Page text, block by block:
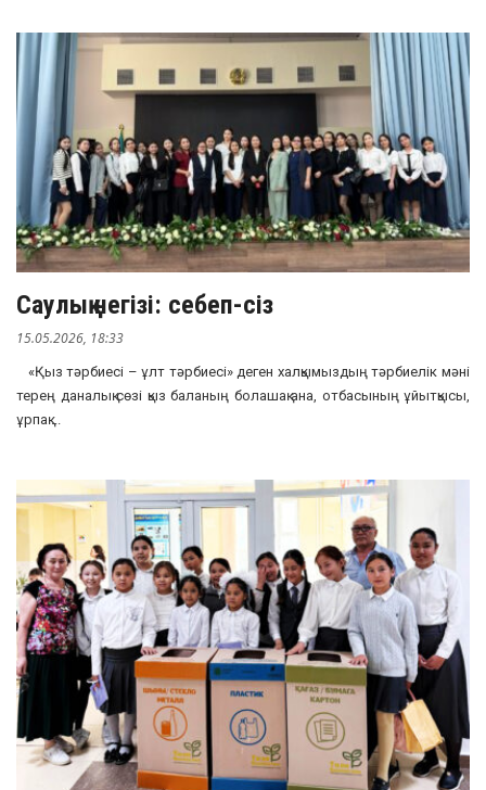
Саулық негізі: себеп-сіз
15.05.2026, 18:33
«Қыз тәрбиесі – ұлт тәрбиесі» деген халқымыздың тәрбиелік мәні
терең даналық сөзі қыз баланың болашақ ана, отбасының ұйытқысы,
ұрпақ ...